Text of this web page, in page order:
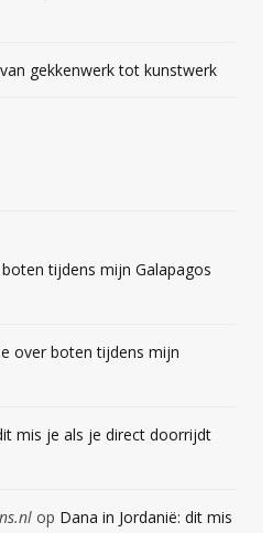
gekkenwerk tot kunstwerk
tijdens mijn Galapagos
over boten tijdens mijn
mis je als je direct doorrijdt
op Dana in Jordanië: dit mis